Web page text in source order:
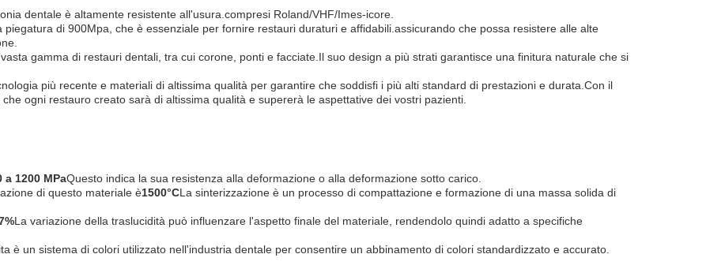
dentale è altamente resistente all'usura.compresi Roland/VHF/Imes-icore.
di 900Mpa, che è essenziale per fornire restauri duraturi e affidabili.assicurando che possa resistere alle alte
gamma di restauri dentali, tra cui corone, ponti e facciate.Il suo design a più strati garantisce una finitura naturale che si
più recente e materiali di altissima qualità per garantire che soddisfi i più alti standard di prestazioni e durata.Con il
ogni restauro creato sarà di altissima qualità e supererà le aspettative dei vostri pazienti.
a 1200 MPaQuesto indica la sua resistenza alla deformazione o alla deformazione sotto carico.
di questo materiale è1500°CLa sinterizzazione è un processo di compattazione e formazione di una massa solida di
La variazione della traslucidità può influenzare l'aspetto finale del materiale, rendendolo quindi adatto a specifiche
è un sistema di colori utilizzato nell'industria dentale per consentire un abbinamento di colori standardizzato e accurato.